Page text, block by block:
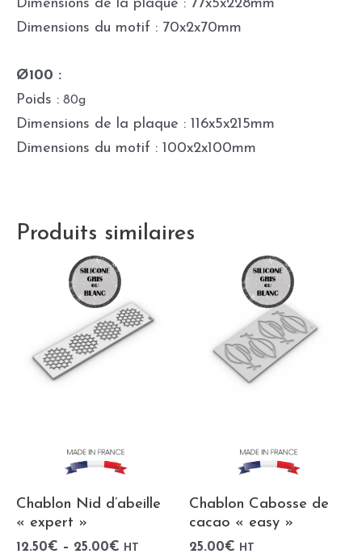
Dimensions de la plaque : 77x5x228mm
Dimensions du motif : 70x2x70mm
Ø100 :
Poids : 80g
Dimensions de la plaque : 116x5x215mm
Dimensions du motif : 100x2x100mm
Produits similaires
Chablon Nid d’abeille
« expert »
12.50€ – 25.00€ HT
Chablon Cabosse de
cacao « easy »
25.00€ HT